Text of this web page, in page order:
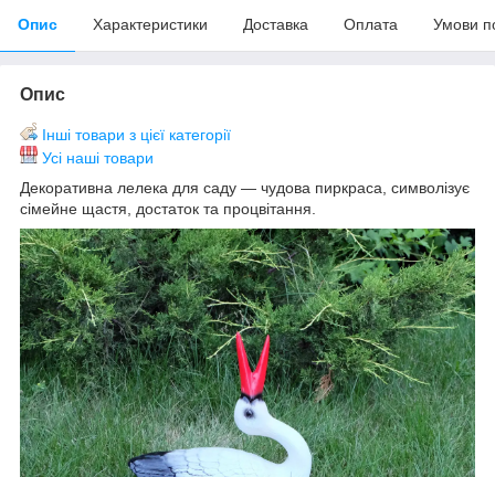
Опис Характеристики Доставка Оплата Умови
Опис
Інші товари з цієї категорії
Усі наші товари
Декоративна лелека для саду — чудова пиркраса, символізує
сімейне щастя, достаток та процвітання.